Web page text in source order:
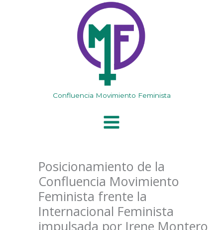
Confluencia Movimiento Feminista
Posicionamiento de la
Confluencia Movimiento
Feminista frente la
Internacional Feminista
impulsada por Irene Montero